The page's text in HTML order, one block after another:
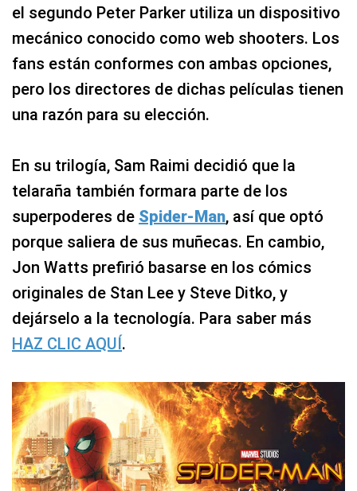
el segundo Peter Parker utiliza un dispositivo
mecánico conocido como web shooters. Los
fans están conformes con ambas opciones,
pero los directores de dichas películas tienen
una razón para su elección.
En su trilogía, Sam Raimi decidió que la
telaraña también formara parte de los
superpoderes de Spider-Man, así que optó
porque saliera de sus muñecas. En cambio,
Jon Watts prefirió basarse en los cómics
originales de Stan Lee y Steve Ditko, y
dejárselo a la tecnología. Para saber más
HAZ CLIC AQUÍ.